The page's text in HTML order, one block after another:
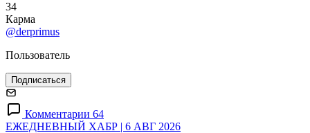
34
Карма
@derprimus
Пользователь
Подписаться
Комментарии 64
ЕЖЕДНЕВНЫЙ ХАБР | 6 АВГ 2026